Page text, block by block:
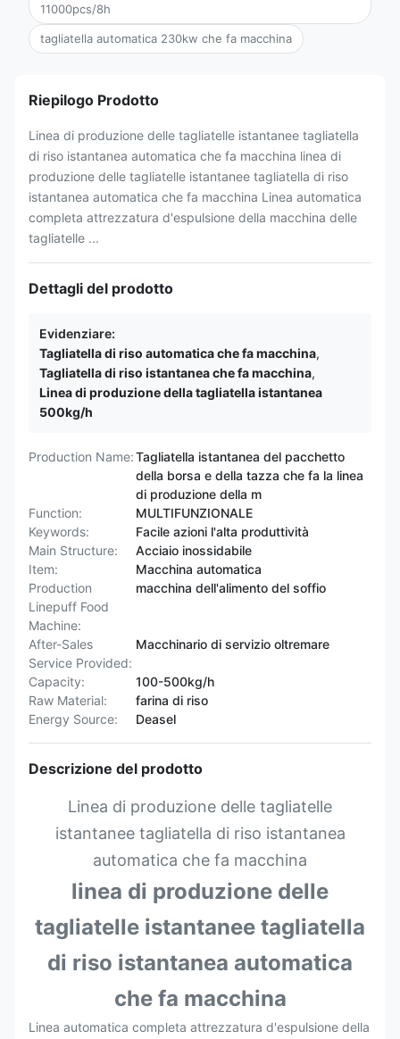
11000pcs/8h
tagliatella automatica 230kw che fa macchina
Riepilogo Prodotto
Linea di produzione delle tagliatelle istantanee tagliatella
di riso istantanea automatica che fa macchina linea di
produzione delle tagliatelle istantanee tagliatella di riso
istantanea automatica che fa macchina Linea automatica
completa attrezzatura d'espulsione della macchina delle
tagliatelle ...
Dettagli del prodotto
Evidenziare:
Tagliatella di riso automatica che fa macchina,
Tagliatella di riso istantanea che fa macchina,
Linea di produzione della tagliatella istantanea
500kg/h
Production Name:Tagliatella istantanea del pacchetto
della borsa e della tazza che fa la linea
di produzione della m
Function:
MULTIFUNZIONALE
Keywords:
Facile azioni l'alta produttività
Main Structure:
Acciaio inossidabile
Item:
Macchina automatica
Production
Linepuff Food
Machine:
macchina dell'alimento del soffio
After-Sales
Service Provided:
Macchinario di servizio oltremare
Capacity:
100-500kg/h
Raw Material:
farina di riso
Energy Source:
Deasel
Descrizione del prodotto
Linea di produzione delle tagliatelle
istantanee tagliatella di riso istantanea
automatica che fa macchina
linea di produzione delle
tagliatelle istantanee tagliatella
di riso istantanea automatica
che fa macchina
Linea automatica completa attrezzatura d'espulsione della